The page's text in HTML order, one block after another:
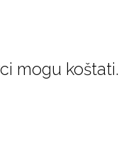
mogu koštati.